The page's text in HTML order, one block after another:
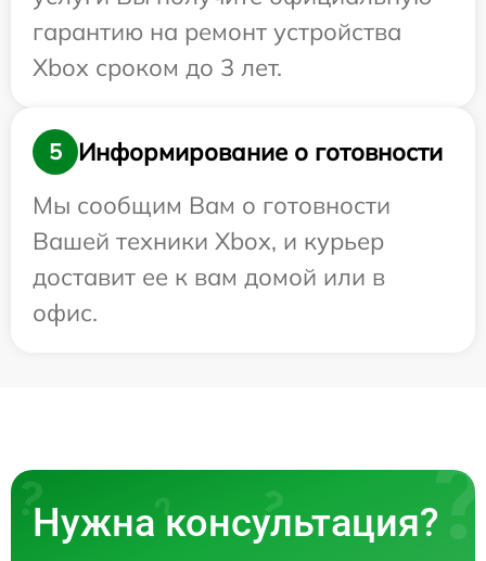
гарантию на ремонт устройства
Xbox сроком до 3 лет.
5
Информирование о готовности
Мы сообщим Вам о готовности
Вашей техники Xbox, и курьер
доставит ее к вам домой или в
офис.
Нужна консультация?